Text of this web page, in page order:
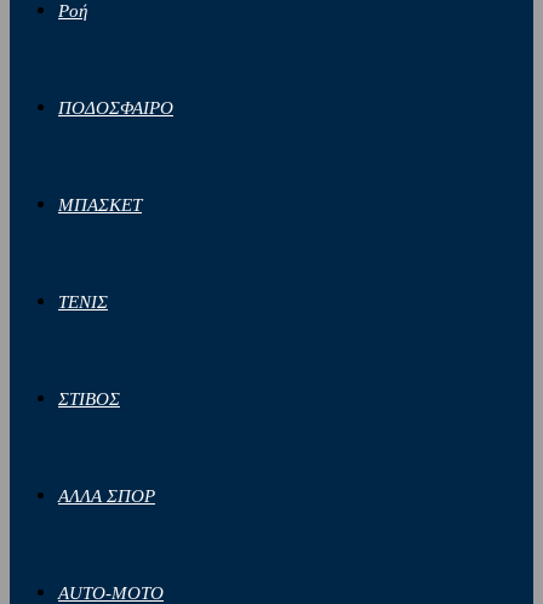
Ροή
ΠΟΔΟΣΦΑΙΡΟ
ΜΠΑΣΚΕΤ
ΤΕΝΙΣ
ΣΤΙΒΟΣ
ΑΛΛΑ ΣΠΟΡ
AUTO-MOTO